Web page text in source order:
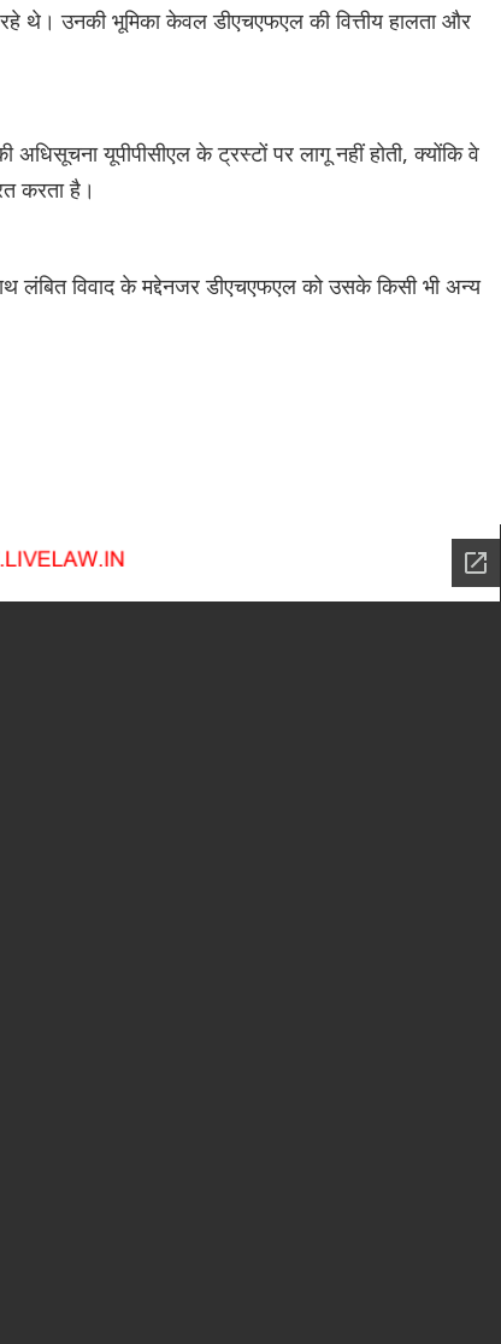
थे। उनकी भूमिका केवल डीएचएफएल की वित्तीय हालता और
अधिसूचना यूपीपीसीएल के ट्रस्टों पर लागू नहीं होती, क्योंकि वे
करता है।
लंबित विवाद के मद्देनजर डीएचएफएल को उसके किसी भी अन्य